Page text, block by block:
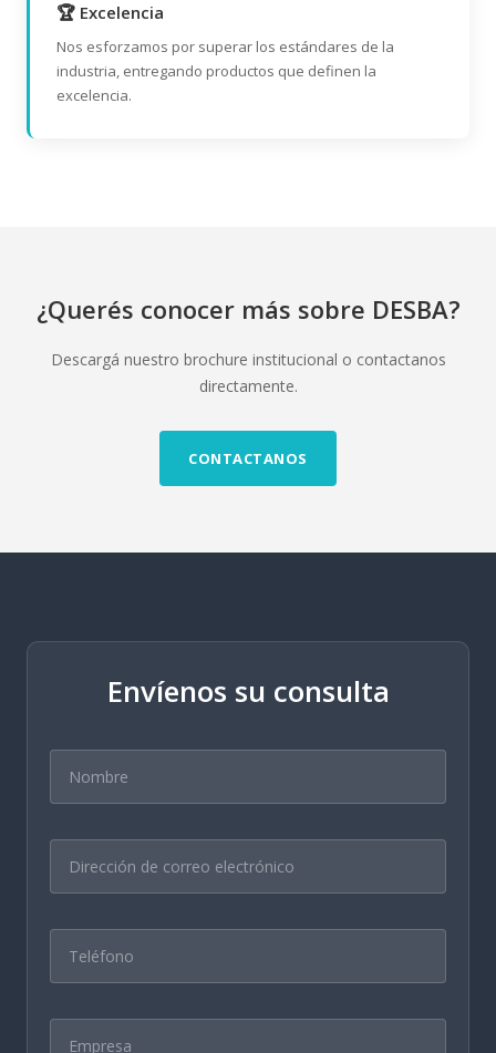
🏆 Excelencia
Nos esforzamos por superar los estándares de la
industria, entregando productos que definen la
excelencia.
¿Querés conocer más sobre DESBA?
Descargá nuestro brochure institucional o contactanos
directamente.
CONTACTANOS
Envíenos su consulta